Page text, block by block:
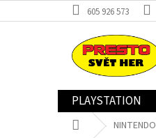
na
605 926 573
PLAYSTATION
Domů NINTENDO